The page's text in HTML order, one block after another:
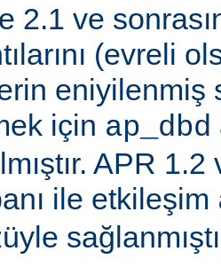
2.1 ve
(evreli
için ap_dbd
APR
ile etkileşim